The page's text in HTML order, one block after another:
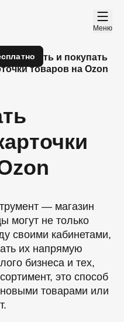
Меню
продавать и покупать
товаров на Ozon
— магазин
могут не только
своими кабинетами,
их напрямую
бизнеса и тех,
это способ
товарами или